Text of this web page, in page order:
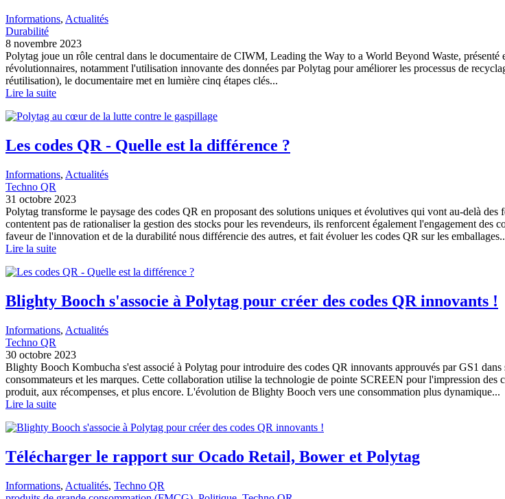
Informations, Actualités
Durabilité
8 novembre 2023
Polytag joue un rôle central dans le documentaire de CIWM, Leading the Way to a World Beyond Waste,
révolutionnaires, notamment l'utilisation innovante des données par Polytag pour améliorer les processus de
réutilisation), le documentaire met en lumière cinq étapes clés...
Lire la suite
Les codes QR - Quelle est la différence ?
Informations, Actualités
Techno QR
31 octobre 2023
Polytag transforme le paysage des codes QR en proposant des solutions uniques et évolutives qui vont au-delà
contentent pas de rationaliser la gestion des stocks pour les revendeurs, ils renforcent également l'engagement des
faveur de l'innovation et de la durabilité nous différencie des autres, et fait évoluer les codes QR sur les
Lire la suite
Blighty Booch s'associe à Polytag pour créer des codes QR innovants !
Informations, Actualités
Techno QR
30 octobre 2023
Blighty Booch Kombucha s'est associé à Polytag pour introduire des codes QR innovants approuvés par GS1
consommateurs et les marques. Cette collaboration utilise la technologie de pointe SCREEN pour l'impression
produit, aux récompenses, et plus encore. L'évolution de Blighty Booch vers une consommation plus dynamique...
Lire la suite
Télécharger le rapport sur Ocado Retail, Bower et Polytag
Informations, Actualités, Techno QR